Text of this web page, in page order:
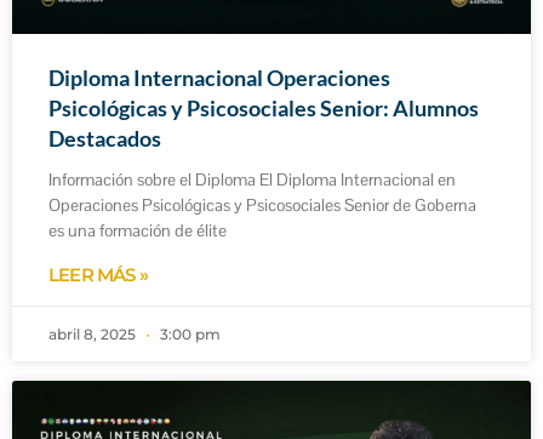
Diploma Internacional Operaciones
Psicológicas y Psicosociales Senior: Alumnos
Destacados
Información sobre el Diploma El Diploma Internacional en
Operaciones Psicológicas y Psicosociales Senior de Goberna
es una formación de élite
LEER MÁS »
abril 8, 2025 3:00 pm